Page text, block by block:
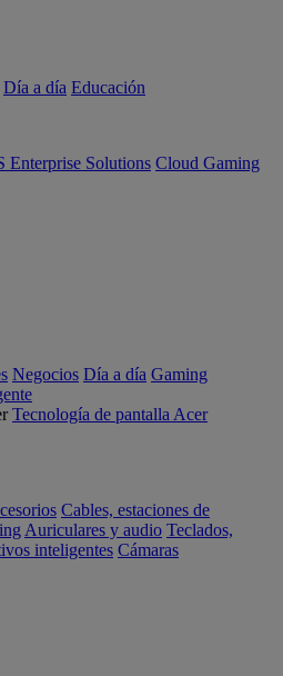
Día a día Educación
Enterprise Solutions Cloud Gaming
Negocios Día a día Gaming
Tecnología de pantalla Acer
Cables, estaciones de
Auriculares y audio Teclados,
inteligentes Cámaras